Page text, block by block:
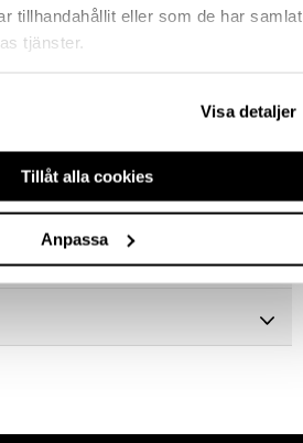
tillhandahållit eller som de har
tjänster.
Visa detaljer
Tillåt alla cookies
Anpassa